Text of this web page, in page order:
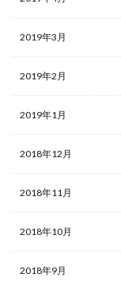
2019年3月
2019年2月
2019年1月
2018年12月
2018年11月
2018年10月
2018年9月